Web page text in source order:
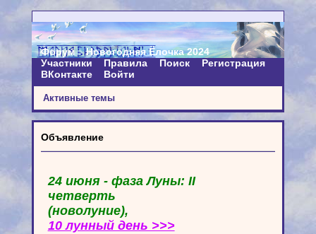
Форум
Новогодняя Ёлочка 2024
Участники
Правила Поиск
Регистрация
ВКонтакте
Войти
Активные темы
Объявление
24 июня - фаза Луны: II
четверть
(новолуние),
10 лунный день >>>